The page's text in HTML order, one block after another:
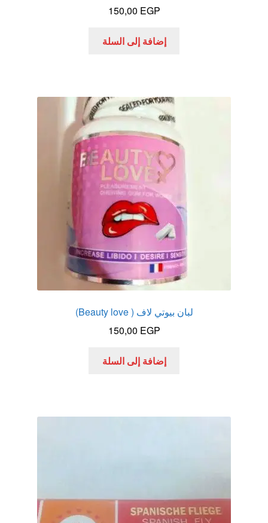
150,00 EGP
إضافة إلى السلة
لبان بيوتي لاف ( Beauty love)
150,00 EGP
إضافة إلى السلة